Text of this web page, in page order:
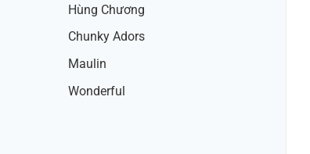
Hùng Chương
Chunky Adors
Maulin
Wonderful